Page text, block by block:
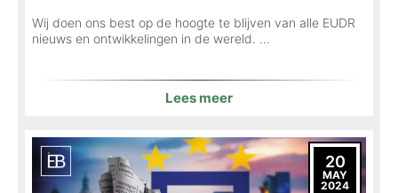
Wij doen ons best op de hoogte te blijven van alle EUDR
nieuws en ontwikkelingen in de wereld. ...
Lees meer
20
MAY
2024